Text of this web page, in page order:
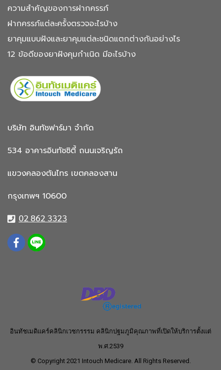
ความสำคัญของการฝากครรภ์
ฝากครรภ์แต่ละครั้งตรวจอะไรบ้าง
ยาคุมแบบฝังและยาคุมแต่ละชนิดแตกต่างกันอย่างไร
12 ข้อดีของยาฝังคุมกำเนิด มีอะไรบ้าง
บริษัท อินทัชฟาร์มา จำกัด
534 อาคารอินทัชซิตี้ ถนนเจริญรัถ
แขวงคลองต้นไทร เขตคลองสาน
กรุงเทพฯ 10600
02 862 3323
อินทัชเมดิแคร์คลินิกเวชกรรรม คลินิกปฐมภูมิคุณภาพที่เปิดให้บริการตั้งแต่
พ.ศ.2539
© Copyright 2021 Intouch Medicare. All Rights Reserved.